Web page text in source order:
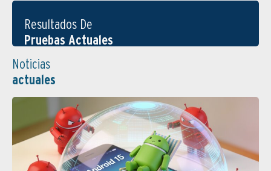
Resultados De
Pruebas Actuales
Noticias
actuales